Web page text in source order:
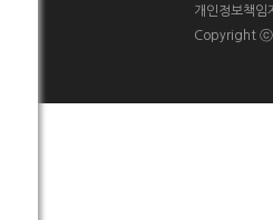
개인정보책
Copyright